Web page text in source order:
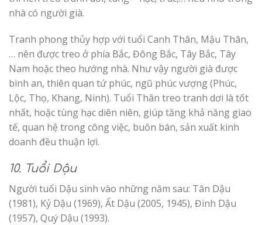
nhà có người già.
Tranh phong thủy hợp với tuổi Canh Thân, Mậu Thân,
… nên được treo ở phía Bắc, Đông Bắc, Tây Bắc, Tây
Nam hoặc theo hướng nhà. Như vậy người già được
bình an, thiên quan tứ phúc, ngũ phúc vượng (Phúc,
Lộc, Thọ, Khang, Ninh). Tuổi Thân treo tranh dơi là tốt
nhất, hoặc tùng hạc diên niên, giúp tăng khả năng giao
tế, quan hệ trong công việc, buôn bán, sản xuất kinh
doanh đều thuận lợi.
10. Tuổi Dậu
Người tuổi Dậu sinh vào những năm sau: Tân Dậu
(1981), Kỷ Dậu (1969), Ất Dậu (2005, 1945), Đinh Dậu
(1957), Quý Dậu (1993).